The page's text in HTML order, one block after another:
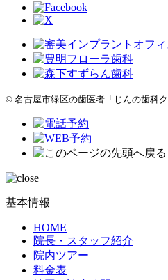
© 名古屋市緑区の歯医者「じんの歯科
基本情報
HOME
院長・スタッフ紹介
院内ツアー
料金表